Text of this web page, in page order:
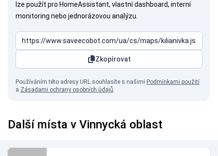
lze použít pro HomeAssistant, vlastní dashboard, interní
monitoring nebo jednorázovou analýzu.
Zkopírovat
Používáním této adresy URL souhlasíte s našimi Podmínkami použití
a Zásadami ochrany osobních údajů.
Další místa v Vinnycká oblast